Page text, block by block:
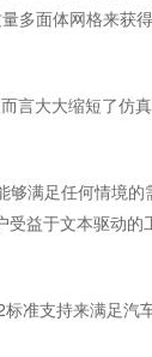
多面体网格来获
言大大缩短了仿
满足任何情境
益于文本驱动的
准支持来满足汽